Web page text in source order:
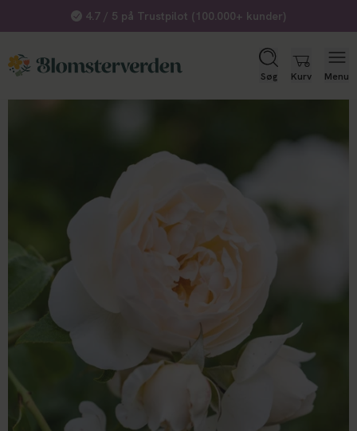
Køb gavekort her
Søg Kurv Menu